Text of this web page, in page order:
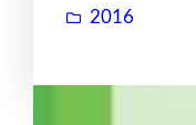
2016